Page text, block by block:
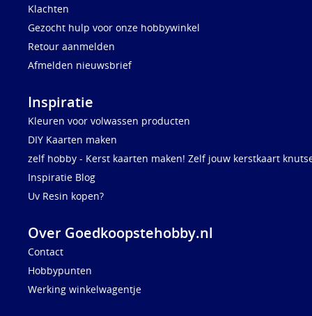
Klachten
Gezocht hulp voor onze hobbywinkel
Retour aanmelden
Afmelden nieuwsbrief
Inspiratie
Kleuren voor volwassen producten
DIY Kaarten maken
zelf hobby - Kerst kaarten maken! Zelf jouw kerstkaart
Inspiratie Blog
Uv Resin kopen?
Over Goedkoopstehobby.nl
Contact
Hobbypunten
Werking winkelwagentje